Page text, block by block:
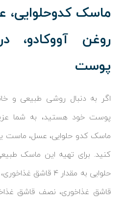
ماسک کدوحلوایی،
روغن آووکادو،
پوست
اگر به دنبال روشی طبیعی و
پوست خود هستید، به شما
ماسک کدو حلوایی، عسل، ماست
کنید. برای تهیه این ماسک
قاشق غذاخوری، نصف قاشق